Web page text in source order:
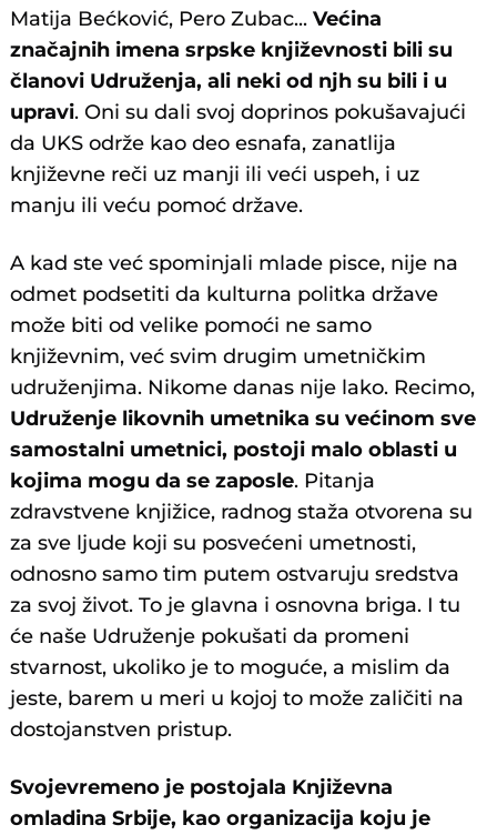
Matija Bećković, Pero Zubac...Većina
značajnih imena srpske književnosti bili su
članovi Udruženja, ali neki od njh su bili i u
upravi. Oni su dali svoj doprinos pokušavajući
da UKS održe kao deo esnafa, zanatlija
književne reči uz manji ili veći uspeh, i uz
manju ili veću pomoć države.
A kad ste već spominjali mlade pisce, nije na
odmet podsetiti da kulturna politka države
može biti od velike pomoći ne samo
književnim, već svim drugim umetničkim
udruženjima. Nikome danas nije lako. Recimo,
Udruženje likovnih umetnika su većinom sve
samostalni umetnici, postoji malo oblasti u
kojima mogu da se zaposle. Pitanja
zdravstvene knjižice, radnog staža otvorena su
za sve ljude koji su posvećeni umetnosti,
odnosno samo tim putem ostvaruju sredstva
za svoj život. To je glavna i osnovna briga. I tu
će naše Udruženje pokušati da promeni
stvarnost, ukoliko je to moguće, a mislim da
jeste, barem u meri u kojoj to može zaličiti na
dostojanstven pristup.
Svojevremeno je postojala Književna
omladina Srbije, kao organizacija koju je